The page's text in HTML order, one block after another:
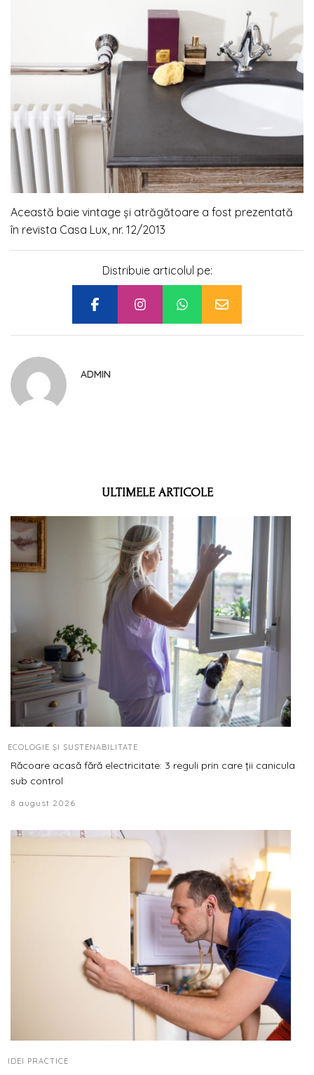
Această baie vintage și atrăgătoare a fost prezentată
în revista Casa Lux, nr. 12/2013
Distribuie articolul pe:
ADMIN
ULTIMELE ARTICOLE
ECOLOGIE ȘI SUSTENABILITATE
Răcoare acasă fără electricitate: 3 reguli prin care ții canicula
sub control
8 august 2026
IDEI PRACTICE